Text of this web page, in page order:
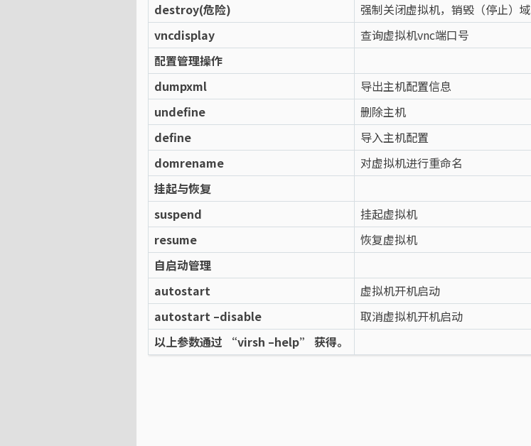
destroy(危险)
强制关闭虚拟机，销毁（停止）域
vncdisplay
查询虚拟机vnc端口号
配置管理操作
dumpxml
导出主机配置信息
undefine
删除主机
define
导入主机配置
domrename
对虚拟机进行重命名
挂起与恢复
suspend
挂起虚拟机
resume
恢复虚拟机
自启动管理
autostart
虚拟机开机启动
autostart –disable
取消虚拟机开机启动
以上参数通过 “virsh –help” 获得。